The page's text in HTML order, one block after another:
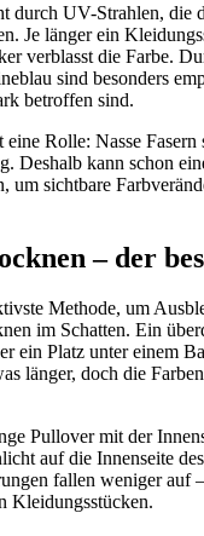
durch UV-Strahlen, die
Je länger ein
verblasst die Farbe.
sind besonders
betroffen sind.
Rolle: Nasse
Deshalb kann schon
um sichtbare
– der
Methode, um
im Schatten. Ein
ein Platz unter einem
länger, doch die
Pullover mit der
auf die Innenseite
fallen weniger auf
Kleidungsstücken.